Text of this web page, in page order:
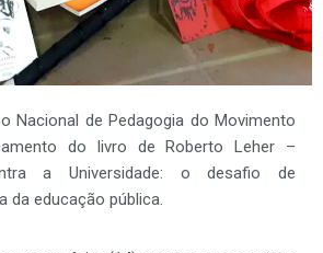
Nacional de Pedagogia do Movimento
do livro de Roberto Leher –
a Universidade: o desafio de
da educação pública.